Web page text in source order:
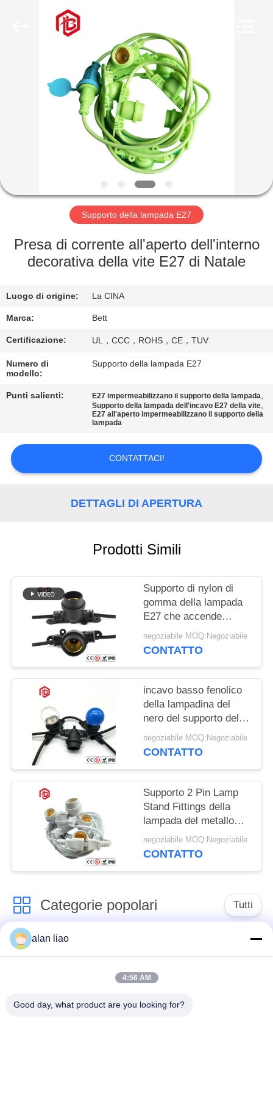
PRODOTTI
GIRO
FABBRICA
DI
QUALITÀ
MAPPA
DEL
SITO
POLICY
Supporto della lampada E27
Presa di corrente all'aperto dell'interno
decorativa della vite E27 di Natale
Luogo di origine: La CINA
Marca: Bett
Certificazione: UL，CCC，ROHS，CE，TUV
Numero di
modello:
Supporto della lampada E27
Punti salienti: E27 impermeabilizzano il supporto della lampada,
Supporto della lampada dell'incavo E27 della vite,
E27 all'aperto impermeabilizzano il supporto della
lampada
CONTATTACI!
DETTAGLI DI APERTURA
Prodotti Simili
Supporto di nylon di
gomma della lampada
E27 che accende
l'incavo di potere di
plastica nero della
negoziabile MOQ:Negoziabile
CONTATTO
incavo basso fenolico
della lampadina del
nero del supporto della
lampada del PVC E27
di 250W 250V
negoziabile MOQ:Negoziabile
CONTATTO
Supporto 2 Pin Lamp
Stand Fittings della
lampada del metallo
Ip67 Ip68 300v E27
negoziabile MOQ:Negoziabile
CONTATTO
Categorie popolari Tutti
Connettore circolare
impermeabile di
bassa tensione
Connettore
Supporto della
alan liao
4:56 AM
Good day, what product are you looking for?